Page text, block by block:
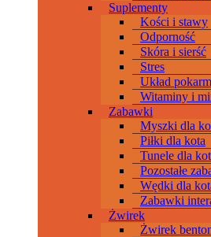
Suplementy
Kości i stawy
Odporność
Skóra i sierść
Stres
Układ
Witaminy i
Zabawki
Myszki dla
Piłki dla kota
Tunele dla
Pozostałe
Wędki dla
Zabawki
Żwirek
Żwirek